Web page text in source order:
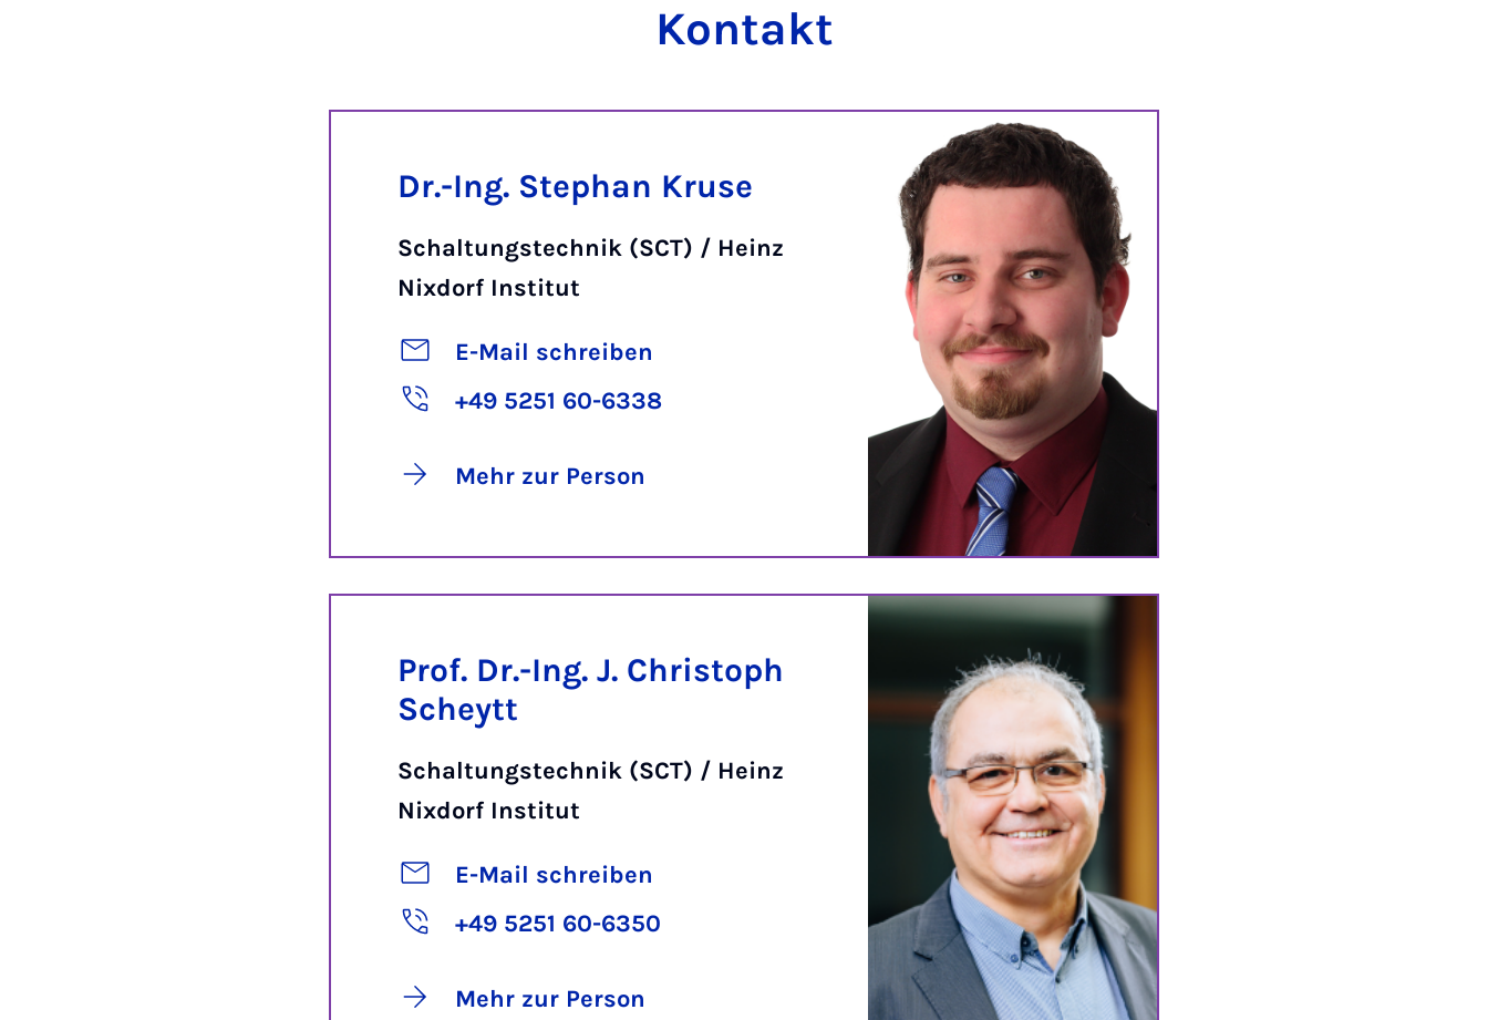
Kon­takt
Dr.-Ing. Stephan Kruse
Schaltungstechnik (SCT) / Heinz
Nixdorf Institut
E-Mail schreiben
+49 5251 60-6338
Mehr zur Person
Prof. Dr.-Ing. J. Christoph
Scheytt
Schaltungstechnik (SCT) / Heinz
Nixdorf Institut
E-Mail schreiben
+49 5251 60-6350
Mehr zur Person